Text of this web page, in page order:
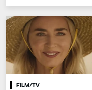
FILM/TV